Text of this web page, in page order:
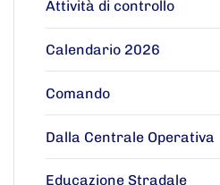
Attività di controllo
Calendario 2026
Comando
Dalla Centrale Operativa
Educazione Stradale